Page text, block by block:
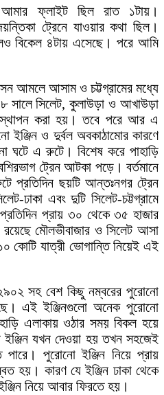
আমার ফ্লাইট ছিল রাত ১টায়।
ট্রেনে যাওয়ার কথা ছিল।
বিকেল ৪টায় এসেছে। পরে আমি
আমলে আসাম ও চট্টগ্রামের মধ্যে
সালে সিলেট, কুলাউড়া ও আখাউড়া
স্থাপন করা হয়। তবে পরে আর এ
ও দুর্বল অবকাঠামোর কারণে
ঘটে এ রুটে। বিশেষ করে পাহাড়ি
ট্রেন আটকা পড়ে। বর্তমানে
প্রতিদিন ছয়টি আন্তঃনগর ট্রেন
ঢাকা এবং দুটি সিলেট-চট্টগ্রামে
প্রায় ৩০ থেকে ৩৫ হাজার
রয়েছে মৌলভীবাজার ও সিলেট আসা
কোটি যাত্রী ভোগান্তি নিয়েই এই
সহ বেশ কিছু নম্বরের পুরোনো
এই ইঞ্জিনগুলো অনেক পুরোনো
এলাকায় ওঠার সময় বিকল হয়ে
ইঞ্জিন যখন দেওয়া হয় তখন সহজেই
পুরোনো ইঞ্জিন নিয়ে প্রায়
হয়। কারণ যে ইঞ্জিন ঢাকা থেকে
নিয়ে আবার ফিরতে হয়।